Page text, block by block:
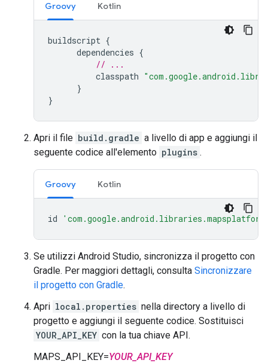
Groovy Kotlin
buildscript {
dependencies {
// ...
classpath
}
}
Apri il file build.gradle a livello di app e aggiungi il
seguente codice all'elemento plugins .
Groovy Kotlin
id
Se utilizzi Android Studio, sincronizza il progetto con
Gradle. Per maggiori dettagli, consulta Sincronizzare
il progetto con Gradle.
Apri local.properties nella directory a livello di
progetto e aggiungi il seguente codice. Sostituisci
YOUR_API_KEY con la tua chiave API.
MAPS_API_KEY=YOUR_API_KEY